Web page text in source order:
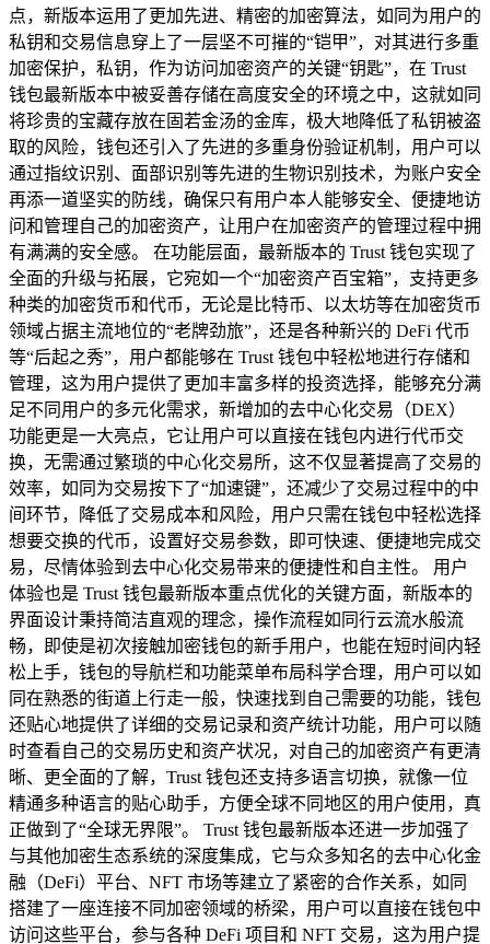
点，新版本运用了更加先进、精密的加密算法，如同为用户的
私钥和交易信息穿上了一层坚不可摧的“铠甲”，对其进行多重
加密保护，私钥，作为访问加密资产的关键“钥匙”，在 Trust
钱包最新版本中被妥善存储在高度安全的环境之中，这就如同
将珍贵的宝藏存放在固若金汤的金库，极大地降低了私钥被盗
取的风险，钱包还引入了先进的多重身份验证机制，用户可以
通过指纹识别、面部识别等先进的生物识别技术，为账户安全
再添一道坚实的防线，确保只有用户本人能够安全、便捷地访
问和管理自己的加密资产，让用户在加密资产的管理过程中拥
有满满的安全感。 在功能层面，最新版本的 Trust 钱包实现了
全面的升级与拓展，它宛如一个“加密资产百宝箱”，支持更多
种类的加密货币和代币，无论是比特币、以太坊等在加密货币
领域占据主流地位的“老牌劲旅”，还是各种新兴的 DeFi 代币
等“后起之秀”，用户都能够在 Trust 钱包中轻松地进行存储和
管理，这为用户提供了更加丰富多样的投资选择，能够充分满
足不同用户的多元化需求，新增加的去中心化交易（DEX）
功能更是一大亮点，它让用户可以直接在钱包内进行代币交
换，无需通过繁琐的中心化交易所，这不仅显著提高了交易的
效率，如同为交易按下了“加速键”，还减少了交易过程中的中
间环节，降低了交易成本和风险，用户只需在钱包中轻松选择
想要交换的代币，设置好交易参数，即可快速、便捷地完成交
易，尽情体验到去中心化交易带来的便捷性和自主性。 用户
体验也是 Trust 钱包最新版本重点优化的关键方面，新版本的
界面设计秉持简洁直观的理念，操作流程如同行云流水般流
畅，即使是初次接触加密钱包的新手用户，也能在短时间内轻
松上手，钱包的导航栏和功能菜单布局科学合理，用户可以如
同在熟悉的街道上行走一般，快速找到自己需要的功能，钱包
还贴心地提供了详细的交易记录和资产统计功能，用户可以随
时查看自己的交易历史和资产状况，对自己的加密资产有更清
晰、更全面的了解，Trust 钱包还支持多语言切换，就像一位
精通多种语言的贴心助手，方便全球不同地区的用户使用，真
正做到了“全球无界限”。 Trust 钱包最新版本还进一步加强了
与其他加密生态系统的深度集成，它与众多知名的去中心化金
融（DeFi）平台、NFT 市场等建立了紧密的合作关系，如同
搭建了一座连接不同加密领域的桥梁，用户可以直接在钱包中
访问这些平台，参与各种 DeFi 项目和 NFT 交易，这为用户提